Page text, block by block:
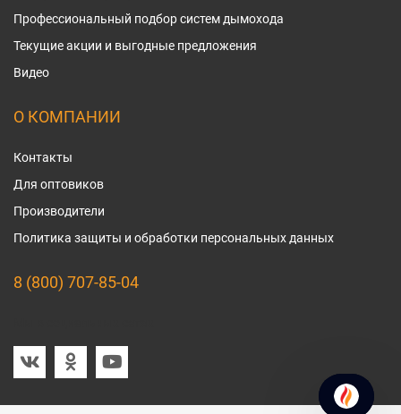
Профессиональный подбор систем дымохода
Текущие акции и выгодные предложения
Видео
О КОМПАНИИ
Контакты
Для оптовиков
Производители
Политика защиты и обработки персональных данных
8 (800) 707-85-04